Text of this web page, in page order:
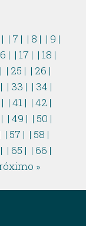
| 7 | | 8 | | 9 |
| | 17 | | 18 |
| 25 | | 26 |
| 33 | | 34 |
| 41 | | 42 |
| 49 | | 50 |
| 57 | | 58 |
| 65 | | 66 |
»